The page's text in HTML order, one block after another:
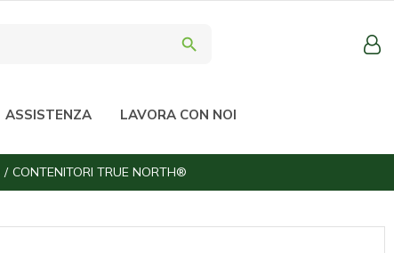
search
ASSISTENZA LAVORA CON NOI
CONTENITORI TRUE NORTH®